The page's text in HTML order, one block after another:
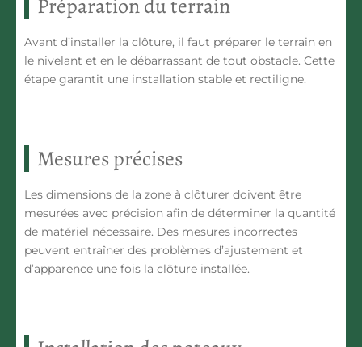
Préparation du terrain
Avant d’installer la clôture, il faut préparer le terrain en
le nivelant et en le débarrassant de tout obstacle. Cette
étape garantit une installation stable et rectiligne.
Mesures précises
Les dimensions de la zone à clôturer doivent être
mesurées avec précision afin de déterminer la quantité
de matériel nécessaire. Des mesures incorrectes
peuvent entraîner des problèmes d’ajustement et
d’apparence une fois la clôture installée.